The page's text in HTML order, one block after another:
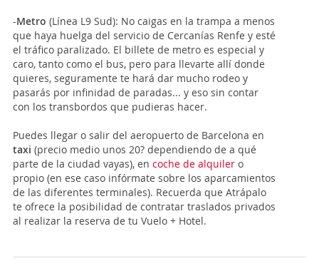
-Metro (Línea L9 Sud): No caigas en la trampa a menos
que haya huelga del servicio de Cercanías Renfe y esté
el tráfico paralizado. El billete de metro es especial y
caro, tanto como el bus, pero para llevarte allí donde
quieres, seguramente te hará dar mucho rodeo y
pasarás por infinidad de paradas... y eso sin contar
con los transbordos que pudieras hacer.
Puedes llegar o salir del aeropuerto de Barcelona en
taxi (precio medio unos 20? dependiendo de a qué
parte de la ciudad vayas), en coche de alquiler o
propio (en ese caso infórmate sobre los aparcamientos
de las diferentes terminales). Recuerda que Atrápalo
te ofrece la posibilidad de contratar traslados privados
al realizar la reserva de tu Vuelo + Hotel.